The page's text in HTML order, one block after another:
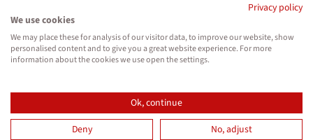
Privacy policy
We use cookies
We may place these for analysis of our visitor data, to improve our website, show
personalised content and to give you a great website experience. For more
information about the cookies we use open the settings.
Ok, continue
Deny
No, adjust